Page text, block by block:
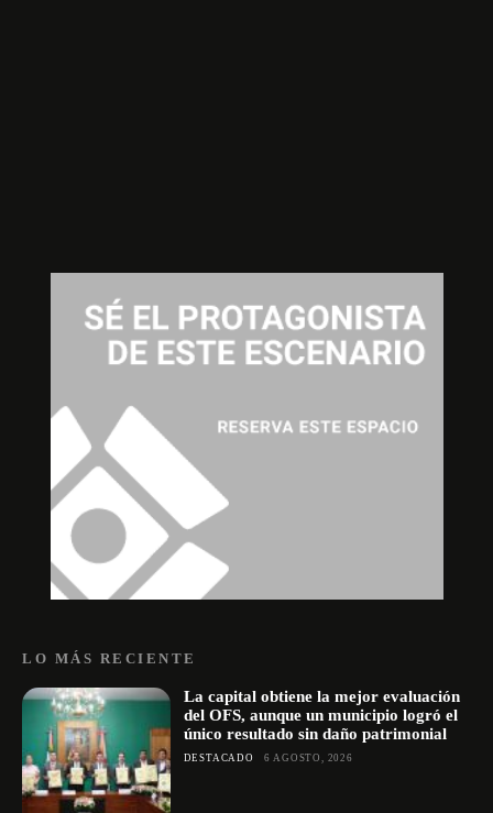
LO MÁS RECIENTE
La capital obtiene la mejor evaluación
del OFS, aunque un municipio logró el
único resultado sin daño patrimonial
DESTACADO 6 AGOSTO, 2026